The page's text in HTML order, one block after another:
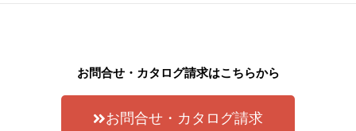
お問合せ・カタログ請求はこちらから
お問合せ・カタログ請求